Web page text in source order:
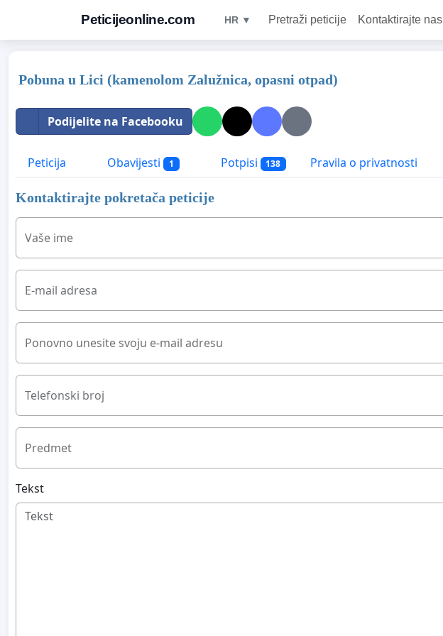
Peticijeonline.com HR ▼ Pretraži peticije Kontaktirajte nas
Pobuna u Lici (kamenolom Zalužnica, opasni otpad)
Podijelite na Facebooku
Peticija Obavijesti 1 Potpisi 138 Pravila o privatnosti
Kontaktirajte pokretača peticije
Vaše ime
E-mail adresa
Ponovno unesite svoju e-mail adresu
Telefonski broj
Predmet
Tekst